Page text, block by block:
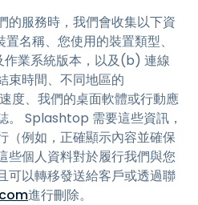
的服務時，我們會收集以下資
名稱、您使用的裝置類型、
作業系統版本，以及(b) 連線
束時間、不同地區的
度、我們的桌面軟體或行動應
。 Splashtop 需要這些資訊，
（例如，正確顯示內容並確保
些個人資料對於履行我們與您
可以轉移發送給客戶或透過聯
進行刪除。